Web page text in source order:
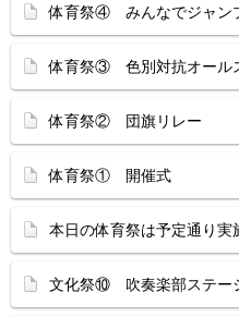
体育祭④ みんなでジャン
体育祭③ 色別対抗オール
体育祭② 団旗リレー
体育祭① 開催式
本日の体育祭は予定通り実
文化祭⑩ 吹奏楽部ステー